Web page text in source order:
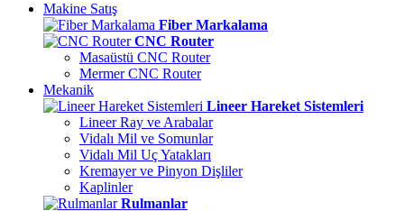
Makine Satış
Fiber Markalama
CNC Router
Masaüstü CNC Router
Mermer CNC Router
Mekanik
Lineer Hareket Sistemleri
Lineer Ray ve Arabalar
Vidalı Mil ve Somunlar
Vidalı Mil Uç Yatakları
Kremayer ve Pinyon Dişliler
Kaplinler
Rulmanlar